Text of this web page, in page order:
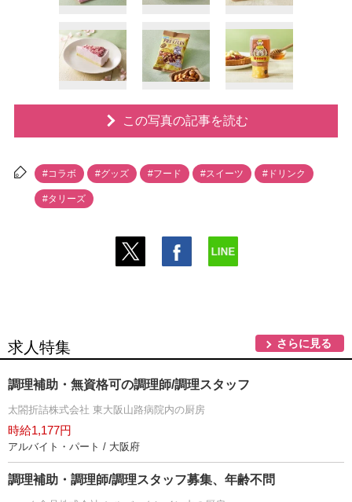
この写真の記事を読む
#コラボ #グッズ #フード #スイーツ #ドリンク
#タリーズ
求人特集 さらに見る
調理補助・無資格可の調理師/調理スタッフ
太閤折詰株式会社 東大阪山路病院内の厨房
時給1,177円
アルバイト・パート / 大阪府
調理補助・調理師/調理スタッフ募集、年齢不問